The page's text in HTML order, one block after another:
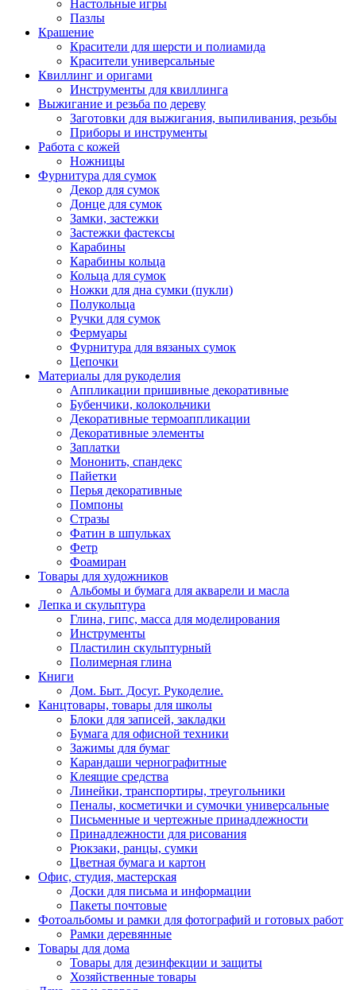
Настольные игры
Пазлы
Крашение
Красители для шерсти и полиамида
Красители универсальные
Квиллинг и оригами
Инструменты для квиллинга
Выжигание и резьба по дереву
Заготовки для выжигания, выпиливания, резьбы
Приборы и инструменты
Работа с кожей
Ножницы
Фурнитура для сумок
Декор для сумок
Донце для сумок
Замки, застежки
Застежки фастексы
Карабины
Карабины кольца
Кольца для сумок
Ножки для дна сумки (пукли)
Полукольца
Ручки для сумок
Фермуары
Фурнитура для вязаных сумок
Цепочки
Материалы для рукоделия
Аппликации пришивные декоративные
Бубенчики, колокольчики
Декоративные термоаппликации
Декоративные элементы
Заплатки
Мононить, спандекс
Пайетки
Перья декоративные
Помпоны
Стразы
Фатин в шпульках
Фетр
Фоамиран
Товары для художников
Альбомы и бумага для акварели и масла
Лепка и скульптура
Глина, гипс, масса для моделирования
Инструменты
Пластилин скульптурный
Полимерная глина
Книги
Дом. Быт. Досуг. Рукоделие.
Канцтовары, товары для школы
Блоки для записей, закладки
Бумага для офисной техники
Зажимы для бумаг
Карандаши чернографитные
Клеящие средства
Линейки, транспортиры, треугольники
Пеналы, косметички и сумочки универсальные
Письменные и чертежные принадлежности
Принадлежности для рисования
Рюкзаки, ранцы, сумки
Цветная бумага и картон
Офис, студия, мастерская
Доски для письма и информации
Пакеты почтовые
Фотоальбомы и рамки для фотографий и готовых работ
Рамки деревянные
Товары для дома
Товары для дезинфекции и защиты
Хозяйственные товары